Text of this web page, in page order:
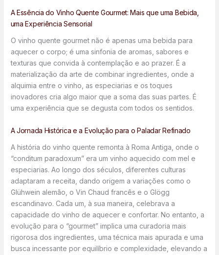
A Essência do Vinho Quente Gourmet: Mais que uma Bebida,
uma Experiência Sensorial
O vinho quente gourmet não é apenas uma bebida para
aquecer o corpo; é uma sinfonia de aromas, sabores e
texturas que convida à contemplação e ao prazer. É a
materialização da arte de combinar ingredientes, onde a
alquimia entre o vinho, as especiarias e os toques
inovadores cria algo maior que a soma das suas partes. É
uma experiência que se degusta com todos os sentidos.
A Jornada Histórica e a Evolução para o Paladar Refinado
A história do vinho quente remonta à Roma Antiga, onde o
“conditum paradoxum” era um vinho aquecido com mel e
especiarias. Ao longo dos séculos, diferentes culturas
adaptaram a receita, dando origem a variações como o
Glühwein alemão, o Vin Chaud francês e o Glögg
escandinavo. Cada um, à sua maneira, celebrava a
capacidade do vinho de aquecer e confortar. No entanto, a
evolução para o “gourmet” implica uma curadoria mais
rigorosa dos ingredientes, uma técnica mais apurada e uma
busca incessante por equilíbrio e complexidade, elevando a